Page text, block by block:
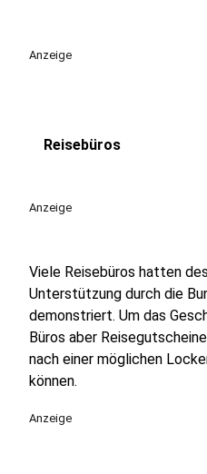
Anzeige
Reisebüros
Anzeige
Viele Reisebüros hatten
Unterstützung durch die
demonstriert. Um das
Büros aber
nach einer möglichen
können.
Anzeige